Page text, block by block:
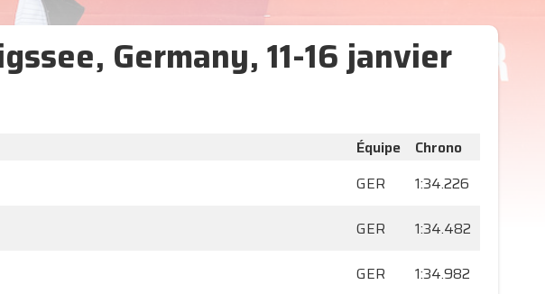
Germany, 11-16 janvier
Équipe
Chrono
GER
1:34.226
GER
1:34.482
GER
1:34.982